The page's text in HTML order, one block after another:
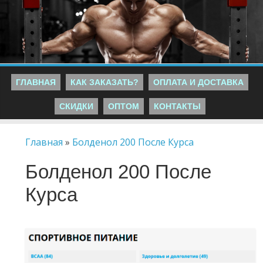
ГЛАВНАЯ КАК ЗАКАЗАТЬ? ОПЛАТА И ДОСТАВКА
СКИДКИ ОПТОМ КОНТАКТЫ
Главная » Болденол 200 После Курса
Болденол 200 После
Курса